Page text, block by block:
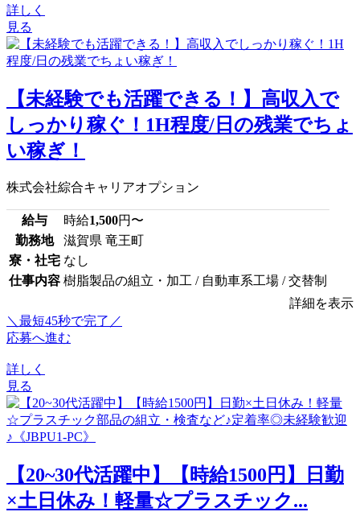
詳しく
見る
【未経験でも活躍できる！】高収入で
しっかり稼ぐ！1H程度/日の残業でちょ
い稼ぎ！
株式会社綜合キャリアオプション
給与 時給1,500円〜
勤務地
滋賀県 竜王町
寮・社宅 なし
仕事内容 樹脂製品の組立・加工 / 自動車系工場 / 交替制
詳細を表示
＼最短45秒で完了／
応募へ進む
詳しく
見る
【20~30代活躍中】【時給1500円】日勤
×土日休み！軽量☆プラスチック...